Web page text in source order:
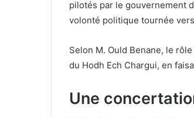
pilotés par le gouvernement
volonté politique tournée
Selon M. Ould Benane, le
du Hodh Ech Chargui, en
Une